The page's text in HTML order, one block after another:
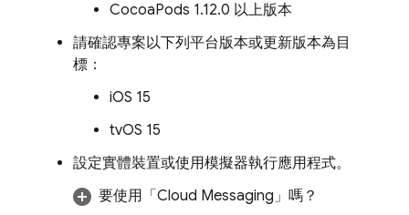
CocoaPods 1.12.0 以上版本
請確認專案以下列平台版本或更新版本為目
標：
iOS 15
tvOS 15
設定實體裝置或使用模擬器執行應用程式。
要使用「 Cloud Messaging」嗎？